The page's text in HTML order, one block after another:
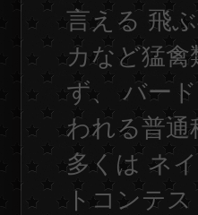
言える 飛
カなど猛禽
ず、 バー
われる普通
多くは ネ
トコンテス